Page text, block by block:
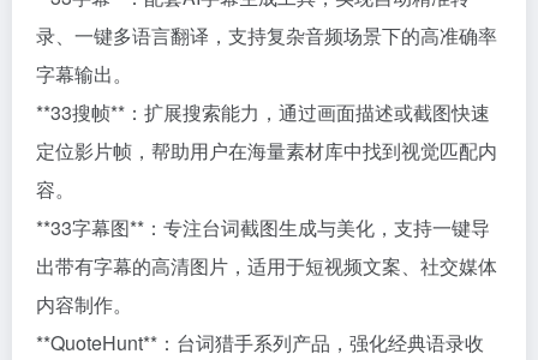
录、一键多语言翻译，支持复杂音频场景下的高准确率
字幕输出。
**33搜帧**：扩展搜索能力，通过画面描述或截图快速
定位影片帧，帮助用户在海量素材库中找到视觉匹配内
容。
**33字幕图**：专注台词截图生成与美化，支持一键导
出带有字幕的高清图片，适用于短视频文案、社交媒体
内容制作。
**QuoteHunt**：台词猎手系列产品，强化经典语录收